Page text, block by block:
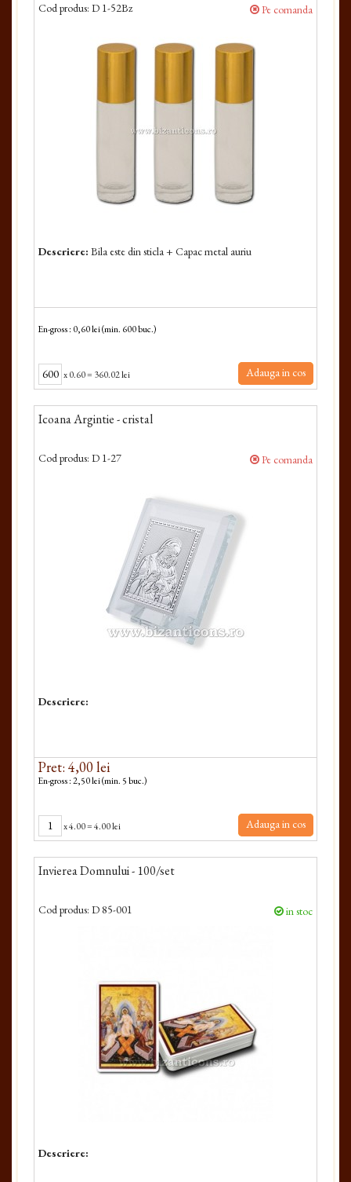
Cod produs: D 1-52Bz Pe comanda
Descriere: Bila este din sticla + Capac metal auriu
En-gross : 0,60 lei (min. 600 buc.)
x0.60= 360.02 lei Adauga in cos
Icoana Argintie - cristal
Cod produs: D 1-27 Pe comanda
Descriere:
Pret: 4,00 lei
En-gross : 2,50 lei (min. 5 buc.)
x4.00=4.00 lei Adauga in cos
Invierea Domnului - 100/set
Cod produs: D 85-001 in stoc
Descriere: